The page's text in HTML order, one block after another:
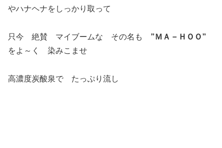
やハナヘナをしっかり取って
只今 絶賛 マイブームな その名も ”ＭＡ－ＨＯＯ”
をよ～く 染みこませ
高濃度炭酸泉で たっぷり流し